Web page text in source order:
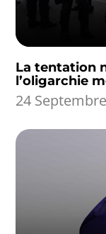
La tentation
l’oligarchie
24